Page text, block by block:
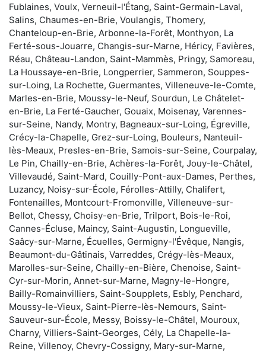
Fublaines, Voulx, Verneuil-l'Étang, Saint-Germain-Laval,
Salins, Chaumes-en-Brie, Voulangis, Thomery,
Chanteloup-en-Brie, Arbonne-la-Forêt, Monthyon, La
Ferté-sous-Jouarre, Changis-sur-Marne, Héricy, Favières,
Réau, Château-Landon, Saint-Mammès, Pringy, Samoreau,
La Houssaye-en-Brie, Longperrier, Sammeron, Souppes-
sur-Loing, La Rochette, Guermantes, Villeneuve-le-Comte,
Marles-en-Brie, Moussy-le-Neuf, Sourdun, Le Châtelet-
en-Brie, La Ferté-Gaucher, Gouaix, Moisenay, Varennes-
sur-Seine, Nandy, Montry, Bagneaux-sur-Loing, Égreville,
Crécy-la-Chapelle, Grez-sur-Loing, Bouleurs, Nanteuil-
lès-Meaux, Presles-en-Brie, Samois-sur-Seine, Courpalay,
Le Pin, Chailly-en-Brie, Achères-la-Forêt, Jouy-le-Châtel,
Villevaudé, Saint-Mard, Couilly-Pont-aux-Dames, Perthes,
Luzancy, Noisy-sur-École, Férolles-Attilly, Chalifert,
Fontenailles, Montcourt-Fromonville, Villeneuve-sur-
Bellot, Chessy, Choisy-en-Brie, Trilport, Bois-le-Roi,
Cannes-Écluse, Maincy, Saint-Augustin, Longueville,
Saâcy-sur-Marne, Écuelles, Germigny-l'Évêque, Nangis,
Beaumont-du-Gâtinais, Varreddes, Crégy-lès-Meaux,
Marolles-sur-Seine, Chailly-en-Bière, Chenoise, Saint-
Cyr-sur-Morin, Annet-sur-Marne, Magny-le-Hongre,
Bailly-Romainvilliers, Saint-Soupplets, Esbly, Penchard,
Moussy-le-Vieux, Saint-Pierre-lès-Nemours, Saint-
Sauveur-sur-École, Messy, Boissy-le-Châtel, Mouroux,
Charny, Villiers-Saint-Georges, Cély, La Chapelle-la-
Reine, Villenoy, Chevry-Cossigny, Mary-sur-Marne,